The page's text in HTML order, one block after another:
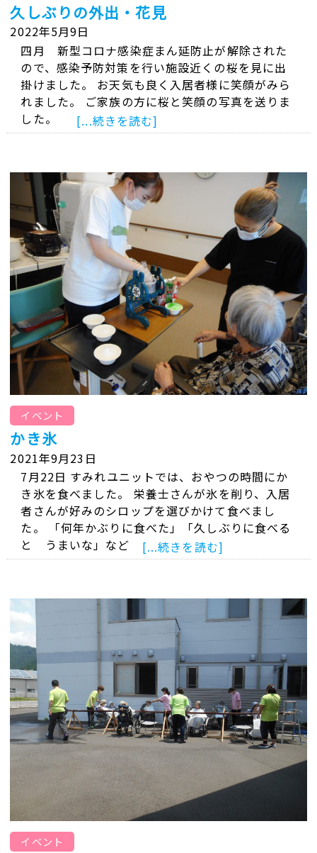
久しぶりの外出・花見
2022年5月9日
四月 新型コロナ感染症まん延防止が解除された
ので、感染予防対策を行い施設近くの桜を見に出
掛けました。 お天気も良く入居者様に笑顔がみら
れました。 ご家族の方に桜と笑顔の写真を送りま
した。 [...続きを読む]
イベント
かき氷
2021年9月23日
7月22日 すみれユニットでは、おやつの時間にか
き氷を食べました。 栄養士さんが氷を削り、入居
者さんが好みのシロップを選びかけて食べまし
た。 「何年かぶりに食べた」「久しぶりに食べる
と うまいな」など [...続きを読む]
イベント